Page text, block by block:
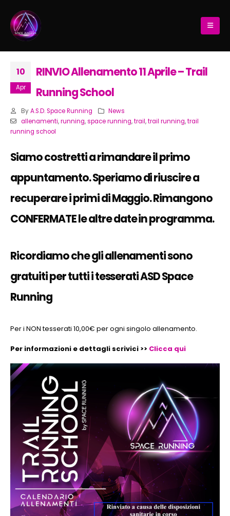
10
Apr
RINVIO Allenamento 11 Aprile – Trail
Running School
By A.S.D. Space Running
News
allenamenti,running,space running,trail,trail running,trail
running school
Siamo costretti a rimandare il primo
appuntamento. Speriamo di riuscire a
recuperare i primi di Maggio. Rimangono
CONFERMATE le altre date in programma.
Ricordiamo che gli allenamenti sono
gratuiti per tutti i tesserati ASD Space
Running
Per i NON tesserati 10,00€ per ogni singolo allenamento.
Per informazioni e dettagli scrivici >> Clicca qui